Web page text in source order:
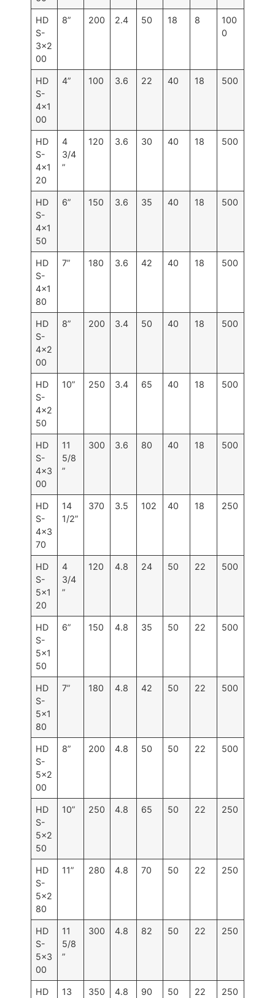
HD
S-
3×2
00
8” 200 2.4 50 18 8
100
0
HD
S-
4×1
00
4” 100 3.6 22 40 18 500
HD
S-
4×1
20
4
3/4
”
120 3.6 30 40 18 500
HD
S-
4×1
50
6” 150 3.6 35 40 18 500
HD
S-
4×1
80
7” 180 3.6 42 40 18 500
HD
S-
4×2
00
8” 200 3.4 50 40 18 500
HD
S-
4×2
50
10” 250 3.4 65 40 18 500
HD
S-
4×3
00
11
5/8
”
300 3.6 80 40 18 500
HD
S-
4×3
70
14
1/2”
370 3.5 102 40 18 250
HD
S-
5×1
20
4
3/4
”
120 4.8 24 50 22 500
HD
S-
5×1
50
6” 150 4.8 35 50 22 500
HD
S-
5×1
80
7” 180 4.8 42 50 22 500
HD
S-
5×2
00
8” 200 4.8 50 50 22 500
HD
S-
5×2
50
10” 250 4.8 65 50 22 250
HD
S-
5×2
80
11” 280 4.8 70 50 22 250
HD
S-
5×3
00
11
5/8
”
300 4.8 82 50 22 250
HD
13
350 4.8 90 50 22 250